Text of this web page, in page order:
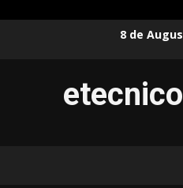
8 de